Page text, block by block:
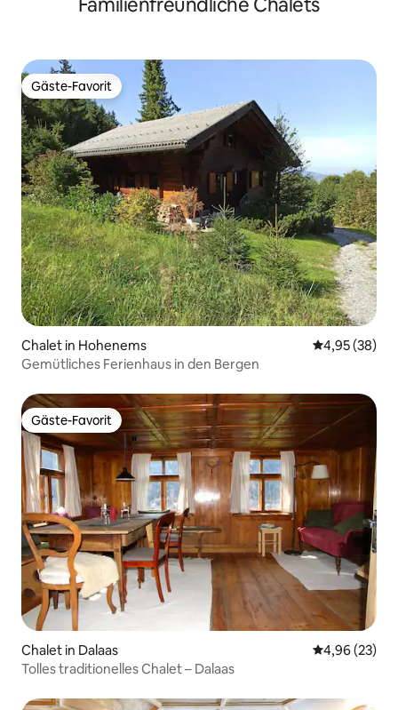
Gäste-Favorit
Gäste-Favorit
Chalet in Hohenems
4,95 (38)
Gemütliches Ferienhaus in den Bergen
Gäste-Favorit
Gäste-Favorit
Chalet in Dalaas
4,96 (23)
Tolles traditionelles Chalet – Dalaas